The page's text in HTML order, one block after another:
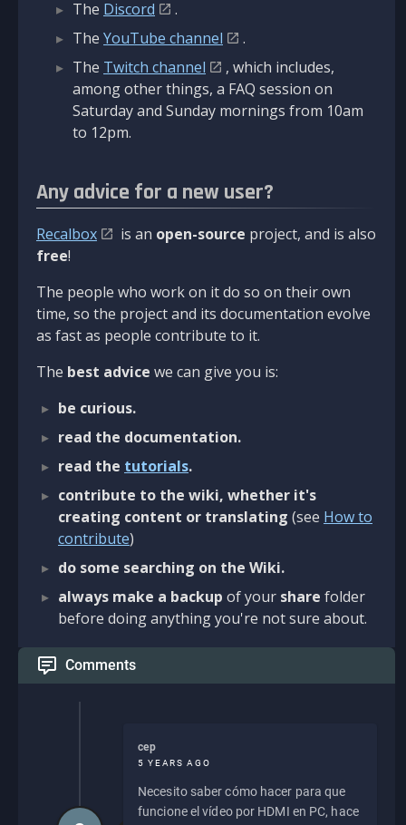
The Discord
.
The YouTube channel
.
The Twitch channel
, which includes,
among other things, a FAQ session on
Saturday and Sunday mornings from 10am
to 12pm.
Any advice for a new user?
Recalbox is an open-source project, and is also
free!
The people who work on it do so on their own
time, so the project and its documentation evolve
as fast as people contribute to it.
The best advice we can give you is:
be curious.
read the documentation.
read the tutorials.
contribute to the wiki, whether it's
creating content or translating (see How to
contribute)
do some searching on the Wiki.
always make a backup of your share folder
before doing anything you're not sure about.
Comments
cep
5 YEARS AGO
Necesito saber cómo hacer para que
funcione el vídeo por HDMI en PC, hace